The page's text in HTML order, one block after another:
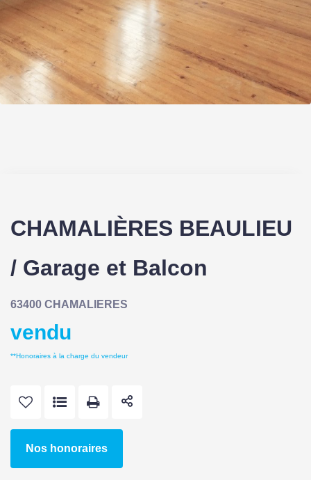
CHAMALIÈRES BEAULIEU
/ Garage et Balcon
63400 CHAMALIERES
vendu
**Honoraires à la charge du vendeur
Nos honoraires